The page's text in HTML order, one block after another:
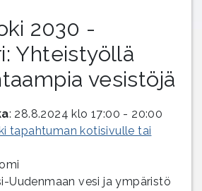
2030 -
Yhteistyöllä
vesistöjä
: 28.8.2024 klo 17:00 - 20:00
tapahtuman kotisivulle tai
Uudenmaan vesi ja ympäristö